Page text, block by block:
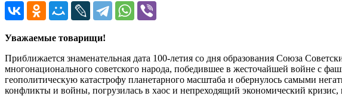
Уважаемые товарищи!
Приближается знаменательная дата 100-летия со дня образования Союза
многонационального советского народа, победившее в жесточайшей войне с
геополитическую катастрофу планетарного масштаба и обернулось самыми
конфликты и войны, погрузилась в хаос и непреходящий экономический кризис,